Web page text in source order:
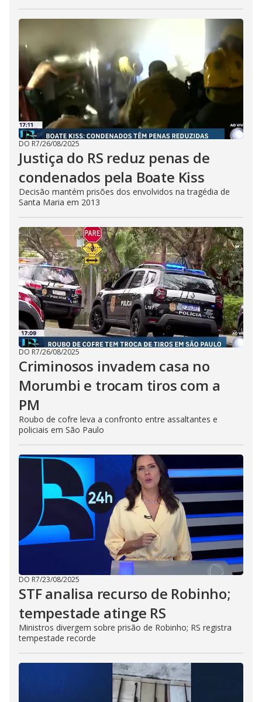
DO R7/26/08/2025
Justiça do RS reduz penas de
condenados pela Boate Kiss
Decisão mantém prisões dos envolvidos na tragédia de
Santa Maria em 2013
DO R7/26/08/2025
Criminosos invadem casa no
Morumbi e trocam tiros com a
PM
Roubo de cofre leva a confronto entre assaltantes e
policiais em São Paulo
DO R7/23/08/2025
STF analisa recurso de Robinho;
tempestade atinge RS
Ministros divergem sobre prisão de Robinho; RS registra
tempestade recorde